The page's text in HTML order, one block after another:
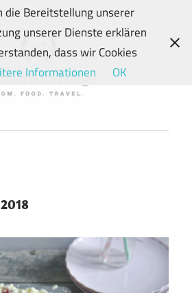
die Bereitstellung unserer
unserer Dienste erklären
dass wir Cookies
Informationen OK